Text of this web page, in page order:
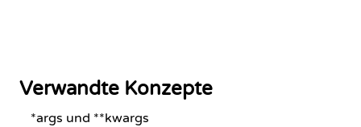
Verwandte Konzepte
*args und **kwargs